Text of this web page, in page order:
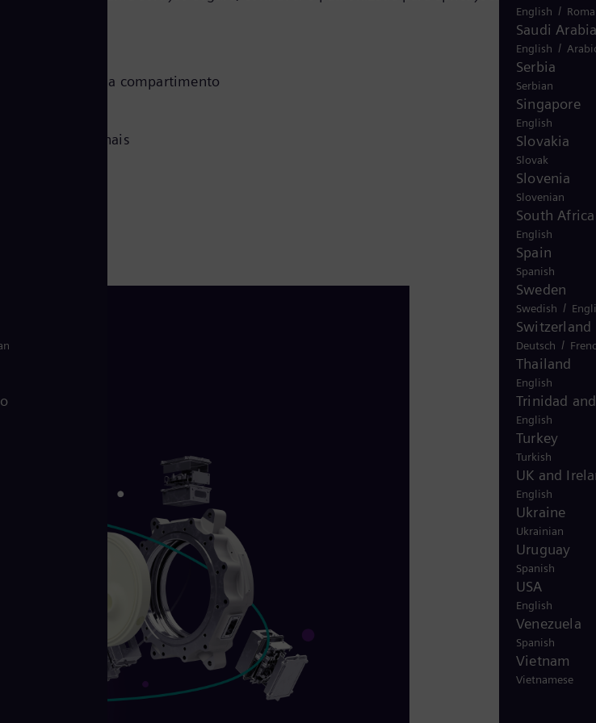
English /
Saudi
English /
Serbia
Serbian
Singapore
English
Slovakia
Slovak
Slovenia
Slovenian
South Africa
English
Spain
Spanish
Sweden
Swedish /
Switzerland
Deutsch /
Thailand
English
Trinidad
English
Turkey
Turkish
UK and
English
Ukraine
Ukrainian
Uruguay
Spanish
USA
English
Venezuela
Spanish
Vietnam
Vietnamese
só flange
tensão em cada compartimento
correntes nominais